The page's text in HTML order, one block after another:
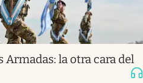
Armadas: la otra cara del